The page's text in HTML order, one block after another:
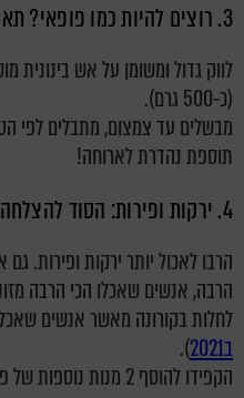
3. רוצים להיות כמו פופאי? תאכלו תרד!
לווק גדול ומשומן על אש
(כ-500 גרם).
מבשלים עד צמצום, מתבלים לפי
תוספת נהדרת לארוחה!
4. ירקות ופירות: הסוד להצלחה
הרבו לאכול יותר ירקות ופירות.
לחלות בקורונה מאשר אנשים
ב2021
).
הקפידו להוסף 2 מנות נוספות של פירות וירקות מידי יום.